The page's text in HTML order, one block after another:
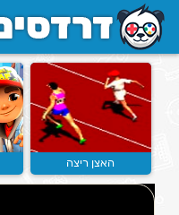
האצן ריצה